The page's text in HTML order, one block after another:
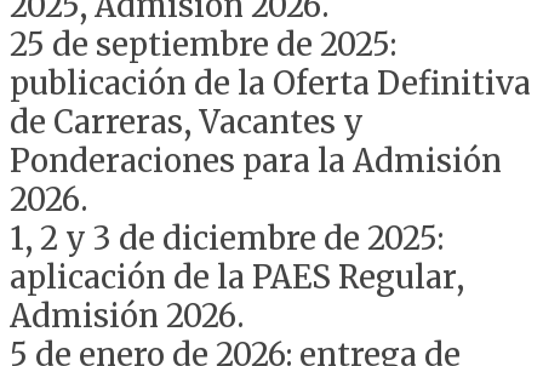
25 de septiembre de 2025:
publicación de la Oferta Definitiva
de Carreras, Vacantes y
Ponderaciones para la Admisión
2026.
1, 2 y 3 de diciembre de 2025:
aplicación de la PAES Regular,
Admisión 2026.
5 de enero de 2026: entrega de